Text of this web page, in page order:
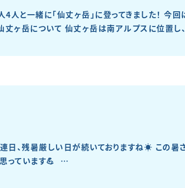
4人と一緒に「仙丈ヶ岳」に登ってきました！ 今
ヶ岳について 仙丈ヶ岳は南アルプスに位置し
日、残暑厳しい日が続いておりますね☀️ この暑
っています💪 …